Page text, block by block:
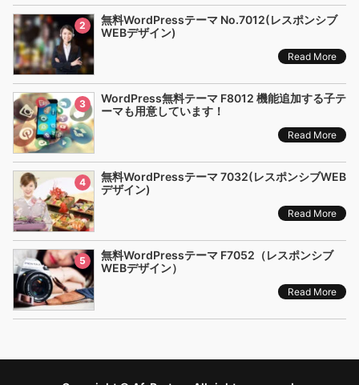
2
無料WordPressテーマ No.7012(レスポンシブ
WEBデザイン)
Read More
3
WordPress無料テーマ F8012 機能追加する子テ
ーマも用意しています！
Read More
4
無料WordPressテーマ 7032(レスポンシブWEB
デザイン)
Read More
5
無料WordPressテーマ F7052（レスポンシブ
WEBデザイン）
Read More